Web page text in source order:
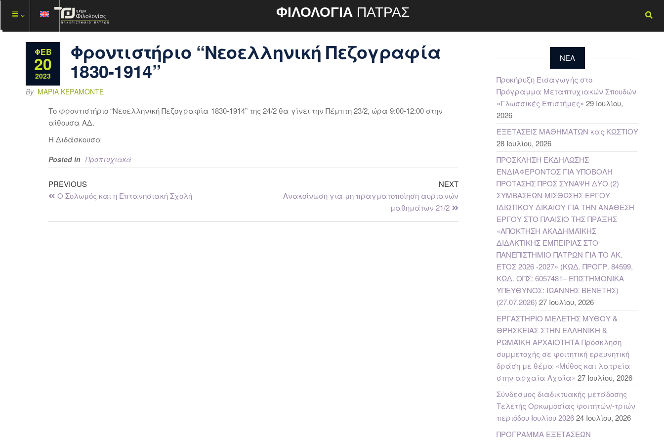
ΦΙΛΟΛΟΓΙΑ ΠΑΤΡΑΣ
ΦΕΒ
20
2023
Φροντιστήριο “Νεοελληνική Πεζογραφία
1830-1914”
By ΜΑΡΊΑ ΚΕΡΑΜΌΝΤΕ
Το φροντιστήριο “Νεοελληνική Πεζογραφία 1830-1914” της 24/2 θα γίνει την Πέμπτη 23/2, ώρα 9:00-12:00 στην
αίθουσα ΑΔ.
Η Διδάσκουσα
Posted in Προπτυχιακά
PREVIOUS
Ο Σολωμός και η Επτανησιακή Σχολή
NEXT
Ανακοίνωση για μη πραγματοποίηση αυριανών
μαθημάτων 21/2
NEA
Προκήρυξη Εισαγωγής στο
Πρόγραμμα Μεταπτυχιακών Σπουδών
«Γλωσσικές Επιστήμες» 29 Ιουλίου,
2026
ΕΞΕΤΑΣΕΙΣ ΜΑΘΗΜΑΤΩΝ κας ΚΩΣΤΙΟΥ
28 Ιουλίου, 2026
ΠΡΟΣΚΛΗΣΗ ΕΚΔΗΛΩΣΗΣ
ΕΝΔΙΑΦΕΡΟΝΤΟΣ ΓΙΑ ΥΠΟΒΟΛΗ
ΠΡΟΤΑΣΗΣ ΠΡΟΣ ΣΥΝΑΨΗ ΔΥΟ (2)
ΣΥΜΒΑΣΕΩΝ ΜΙΣΘΩΣΗΣ ΕΡΓΟΥ
ΙΔΙΩΤΙΚΟΥ ΔΙΚΑΙΟΥ ΓΙΑ ΤΗΝ ΑΝΑΘΕΣΗ
ΕΡΓΟΥ ΣΤΟ ΠΛΑΙΣΙΟ ΤΗΣ ΠΡΑΞΗΣ
«ΑΠΟΚΤΗΣΗ ΑΚΑΔΗΜΑΪΚΗΣ
ΔΙΔΑΚΤΙΚΗΣ ΕΜΠΕΙΡΙΑΣ ΣΤΟ
ΠΑΝΕΠΙΣΤΗΜΙΟ ΠΑΤΡΩΝ ΓΙΑ ΤΟ ΑΚ.
ΕΤΟΣ 2026 -2027» (ΚΩΔ. ΠΡΟΓΡ. 84599,
ΚΩΔ. ΟΠΣ: 6057481– ΕΠΙΣΤΗΜΟΝΙΚΑ
ΥΠΕΥΘΥΝΟΣ: ΙΩΑΝΝΗΣ ΒΕΝΕΤΗΣ)
(27.07.2026) 27 Ιουλίου, 2026
ΕΡΓΑΣΤΗΡΙΟ ΜΕΛΕΤΗΣ ΜΥΘΟΥ &
ΘΡΗΣΚΕΙΑΣ ΣΤΗΝ ΕΛΛΗΝΙΚΗ &
ΡΩΜΑΪΚΗ ΑΡΧΑΙΟΤΗΤΑ Πρόσκληση
συμμετοχής σε φοιτητική ερευνητική
δράση με θέμα «Μύθος και λατρεία
στην αρχαία Αχαΐα» 27 Ιουλίου, 2026
Σύνδεσμος διαδικτυακής μετάδοσης
Τελετής Ορκωμοσίας φοιτητών/-τριών
περιόδου Ιουλίου 2026 24 Ιουλίου, 2026
ΠΡΟΓΡΑΜΜΑ ΕΞΕΤΑΣΕΩΝ